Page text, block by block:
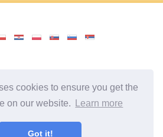
cookies to ensure you get the
on our website.
Learn more
Got it!
факти з усього світу. Статті
ситуаціях.
спосіб життя сучасного